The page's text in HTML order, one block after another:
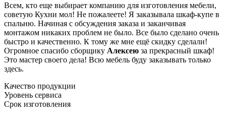
Всем, кто еще выбирает компанию для изготовления мебели,
советую Кухни мол! Не пожалеете! Я заказывала шкаф-купе в
спальню. Начиная с обсуждения заказа и заканчивая
монтажом никаких проблем не было. Все было сделано очень
быстро и качественно. К тому же мне ещё скидку сделали!
Огромное спасибо сборщику Алексею за прекрасный шкаф!
Это мастер своего дела! Всю мебель буду заказывать только
здесь.
Качество продукции
Уровень сервиса
Срок изготовления